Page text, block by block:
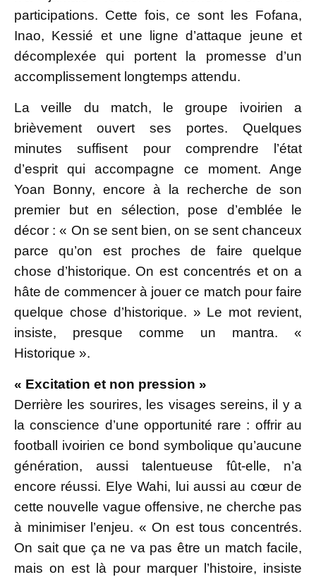
participations. Cette fois, ce sont les Fofana,
Inao, Kessié et une ligne d’attaque jeune et
décomplexée qui portent la promesse d’un
accomplissement longtemps attendu.
La veille du match, le groupe ivoirien a
brièvement ouvert ses portes. Quelques
minutes suffisent pour comprendre l’état
d’esprit qui accompagne ce moment. Ange
Yoan Bonny, encore à la recherche de son
premier but en sélection, pose d’emblée le
décor : « On se sent bien, on se sent chanceux
parce qu’on est proches de faire quelque
chose d’historique. On est concentrés et on a
hâte de commencer à jouer ce match pour faire
quelque chose d’historique. » Le mot revient,
insiste, presque comme un mantra. «
Historique ».
« Excitation et non pression »
Derrière les sourires, les visages sereins, il y a
la conscience d’une opportunité rare : offrir au
football ivoirien ce bond symbolique qu’aucune
génération, aussi talentueuse fût-elle, n’a
encore réussi. Elye Wahi, lui aussi au cœur de
cette nouvelle vague offensive, ne cherche pas
à minimiser l’enjeu. « On est tous concentrés.
On sait que ça ne va pas être un match facile,
mais on est là pour marquer l’histoire, insiste